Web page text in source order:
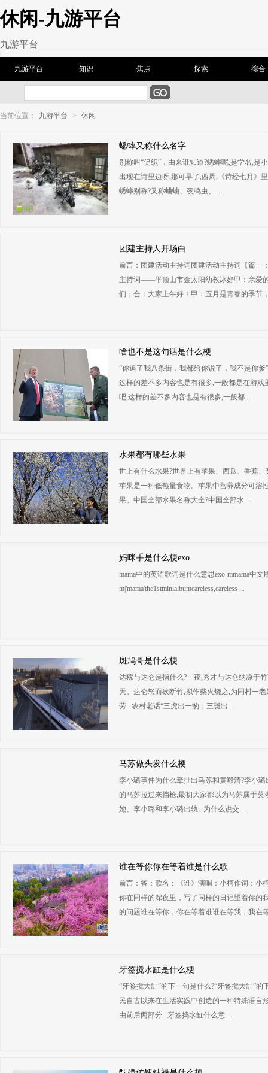
休闲-九游平台
九游平台
九游平台 知识 焦点 探索 综合
当前位置： 九游平台 > 休闲
蟋蟀又称什么名字
别称叫“促织”，由来谁知道?蟋蟀呢,是学名,是
出现在诗里边呀,那可早了,西周,《诗经七月》
蟋蟀别称?又称蛐蛐、夜鸣虫、 ...
团建主持人开场白
前言：团建活动主持词团建活动主持词【篇一
主持词——平顶山市金太阳幼教冰妤甲：亲爱
们；合：大家上午好！甲：五月是青春的季节
啥也不是这句话是什么梗
“你追了我八条街，我都给你说了，我不是你
这样的差不多内容也是有很多,一般都是在游
吧,这样的差不多内容也是有很多,一般都 ...
水果都有哪些水果
世上有什么水果?世界上有苹果、西瓜、香蕉
苹果是一种低热量食物。苹果中营养成分可溶
果。中国全部水果名称大全?中国全部水 ...
妈咪手是什么梗exo
mama中的英语歌词是什么意思exo-mmama中文
m|'mama'the1stminialbumcareless,careless ...
斑鸠哥是什么梗
达稼与达仑是指什么?一夜,秀才与达仑纳凉于
天。达仑怒而砍断竹,拟作柴火烧之,为同村一
劳...农村老话“三虎出一豹，三斑出 ...
马苏做头发什么梗
李小璐事件为什么牵扯出马苏和黄毅清?李小
的马苏拉过来挡枪,最初大家都以为马苏属于
她、李小璐和李小璐出轨...为什么说交 ...
谁在等你你在等着谁是什么歌
前言：答：歌名：《谁》演唱：小柯作词：小
你在同样的深夜里，写了同样的日记望着你的
的问题谁在等你，你在等着谁谁在等我，我在
牙签搅水缸是什么梗
“牙签搅大缸”的下一句是什么?“牙签搅大缸”
民自古以来在生活实践中创造的一种特殊语言
由前后两部分...牙签捣水缸什么意 ...